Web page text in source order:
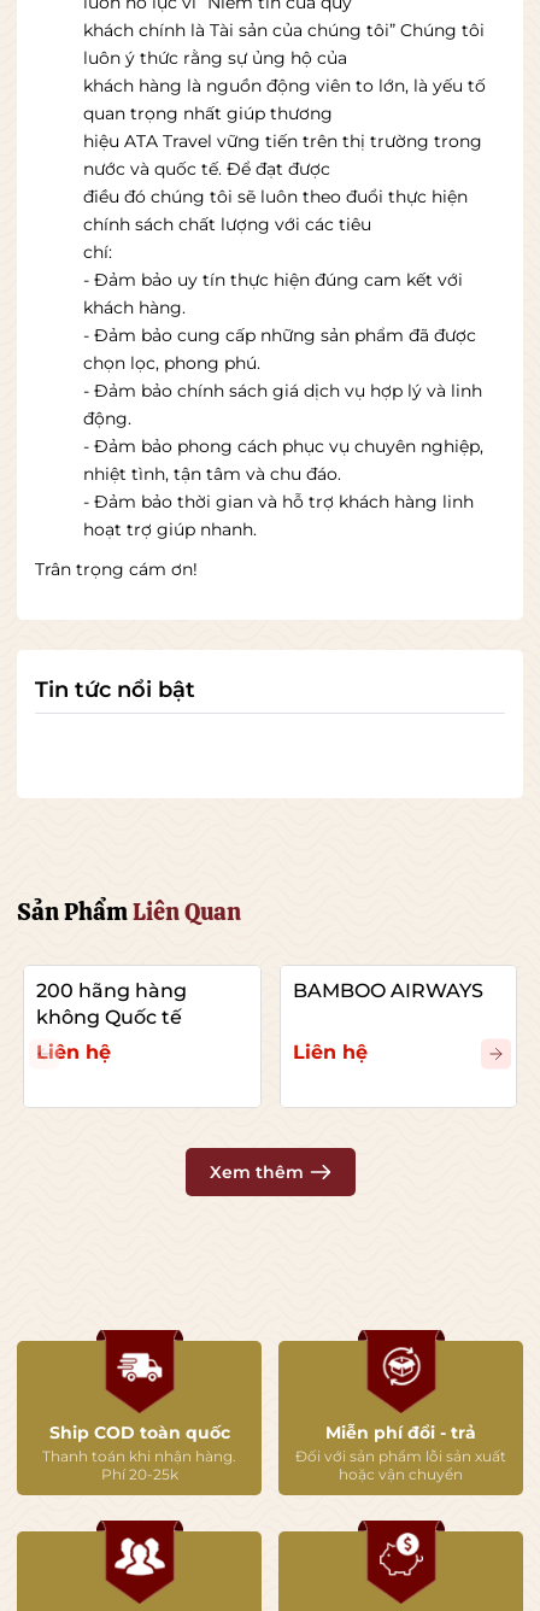
khách chính là Tài sản của chúng tôi” Chúng tôi
luôn ý thức rằng sự ủng hộ của
khách hàng là nguồn động viên to lớn, là yếu tố
quan trọng nhất giúp thương
hiệu ATA Travel vững tiến trên thị trường trong
nước và quốc tế. Ðể đạt được
điều đó chúng tôi sẽ luôn theo đuổi thực hiện
chính sách chất lượng với các tiêu
chí:
- Ðảm bảo uy tín thực hiện đúng cam kết với
khách hàng.
- Ðảm bảo cung cấp những sản phẩm đã được
chọn lọc, phong phú.
- Ðảm bảo chính sách giá dịch vụ hợp lý và linh
động.
- Ðảm bảo phong cách phục vụ chuyên nghiệp,
nhiệt tình, tận tâm và chu đáo.
- Ðảm bảo thời gian và hỗ trợ khách hàng linh
hoạt trợ giúp nhanh.
Trân trọng cám ơn!
Tin tức nổi bật
Sản PhẩmLiên Quan
200 hãng hàng
không Quốc tế
Liên hệ
BAMBOO AIRWAYS
Liên hệ
Xem thêm
Ship COD toàn quốc
Thanh toán khi nhận hàng.
Phí 20-25k
Miễn phí đổi - trả
Đối với sản phẩm lỗi sản xuất
hoặc vận chuyển